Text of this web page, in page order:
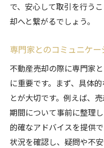
で、安心して取引を行う
却へと繋がるでしょう。
専門家とのコミュニケー
不動産売却の際に専門家
に重要です。まず、具体
とが大切です。例えば、
期間について事前に整理
的確なアドバイスを提供
状況を確認し、疑問や不